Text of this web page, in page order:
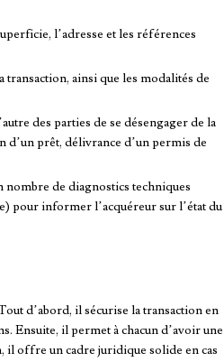
l’adresse et les références
ainsi que les modalités de
des parties de se désengager de la
d’un prêt, délivrance d’un permis de
de diagnostics techniques
pour informer l’acquéreur sur l’état du
d’abord, il sécurise la transaction en
Ensuite, il permet à chacun d’avoir une
il offre un cadre juridique solide en cas